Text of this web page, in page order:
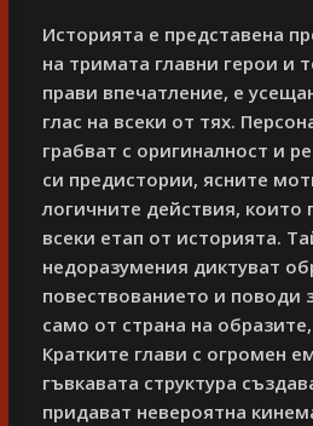
Историята е представена
на тримата главни герои и
прави впечатление, е
глас на всеки от тях.
грабват с оригиналност и
си предистории, ясните
логичните действия, които
всеки етап от историята.
недоразумения диктуват
повествованието и поводи
само от страна на
Кратките глави с огромен
гъвкавата структура
придават невероятна